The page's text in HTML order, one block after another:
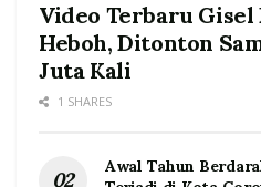
Video Terbaru Gisel
Heboh, Ditonton
Juta Kali
1 SHARES
Awal Tahun